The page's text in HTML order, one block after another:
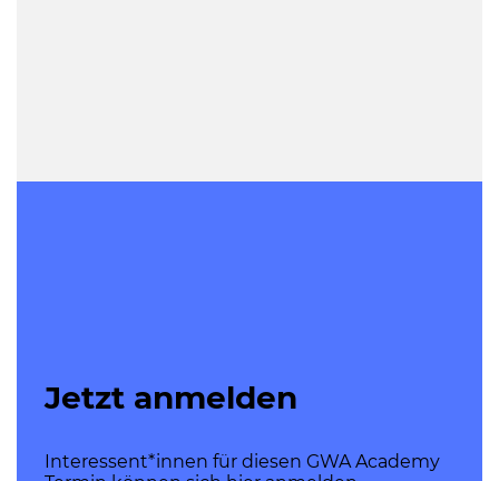
Jetzt anmelden
Interessent*innen für diesen GWA Academy